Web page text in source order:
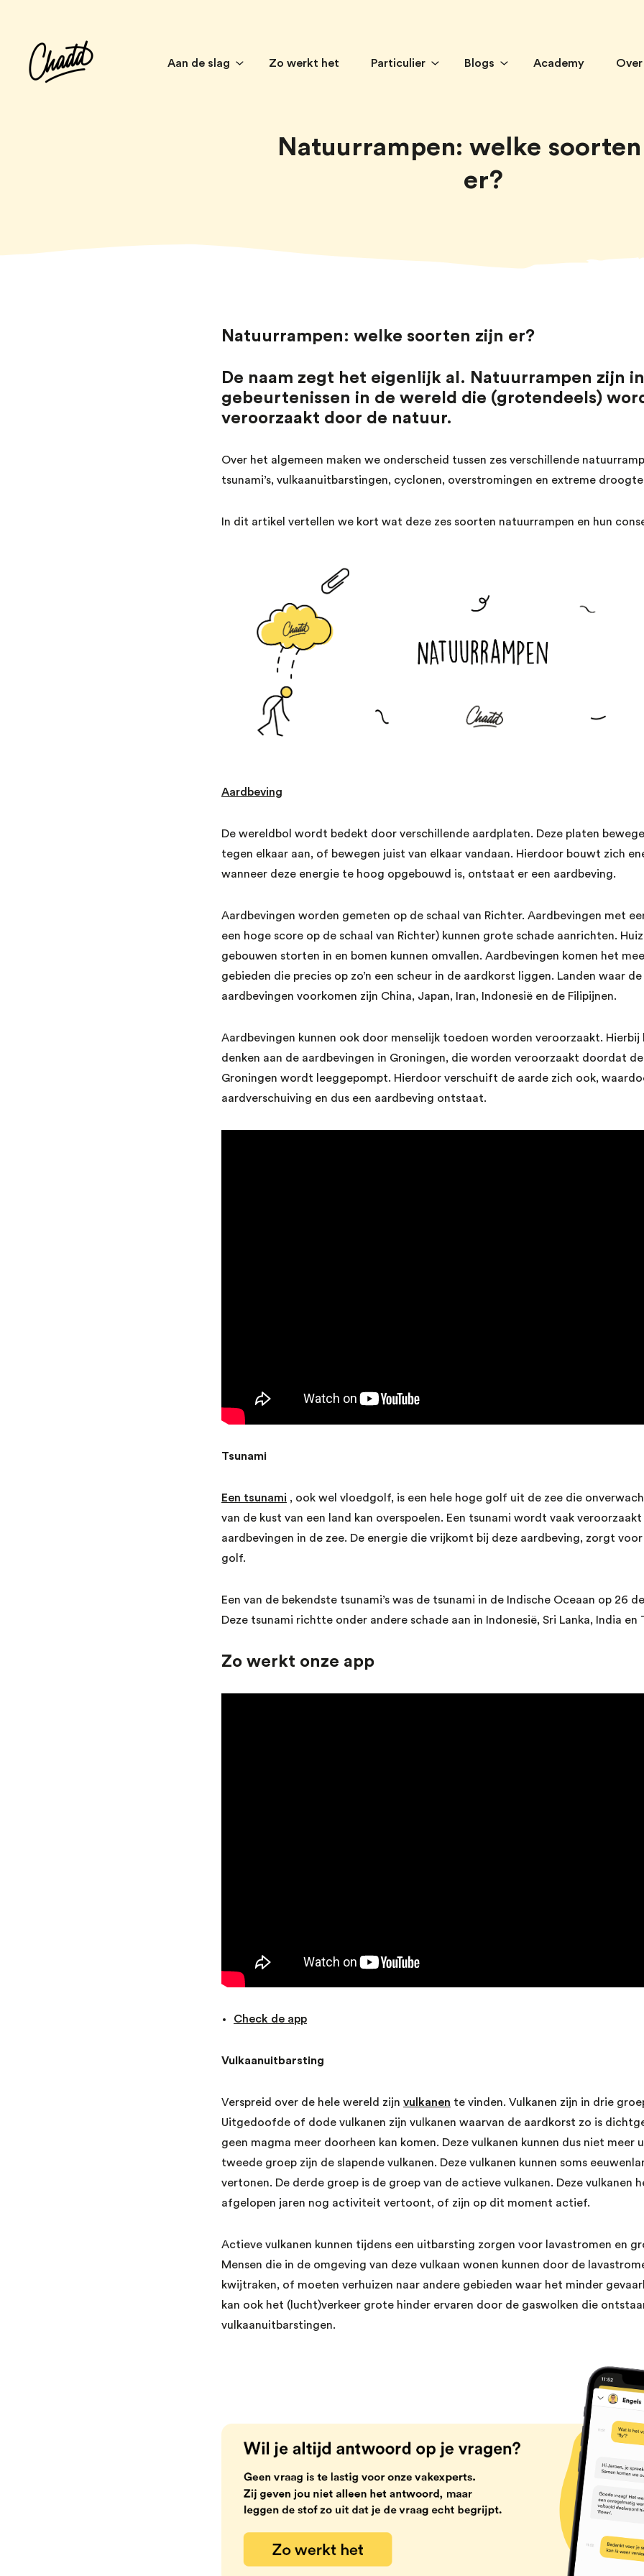
Aan de slag Zo werkt het Particulier Blogs Academy
Natuurrampen: welke
er?
Natuurrampen: welke soorten zijn er?
De naam zegt het eigenlijk al. Natuurrampen zijn
gebeurtenissen in de wereld die (grotendeels)
veroorzaakt door de natuur.
Over het algemeen maken we onderscheid tussen zes verschillende
tsunami’s, vulkaanuitbarstingen, cyclonen, overstromingen en extreme
In dit artikel vertellen we kort wat deze zes soorten natuurrampen en hun
Aardbeving
De wereldbol wordt bedekt door verschillende aardplaten. Deze platen
tegen elkaar aan, of bewegen juist van elkaar vandaan. Hierdoor bouwt zich
wanneer deze energie te hoog opgebouwd is, ontstaat er een aardbeving.
Aardbevingen worden gemeten op de schaal van Richter. Aardbevingen met
een hoge score op de schaal van Richter) kunnen grote schade aanrichten.
gebouwen storten in en bomen kunnen omvallen. Aardbevingen komen het
gebieden die precies op zo’n een scheur in de aardkorst liggen. Landen waar
aardbevingen voorkomen zijn China, Japan, Iran, Indonesië en de Filipijnen.
Aardbevingen kunnen ook door menselijk toedoen worden veroorzaakt. Hierbij
denken aan de aardbevingen in Groningen, die worden veroorzaakt doordat
Groningen wordt leeggepompt. Hierdoor verschuift de aarde zich ook,
aardverschuiving en dus een aardbeving ontstaat.
Tsunami
Een tsunami , ook wel vloedgolf, is een hele hoge golf uit de zee die
van de kust van een land kan overspoelen. Een tsunami wordt vaak
aardbevingen in de zee. De energie die vrijkomt bij deze aardbeving, zorgt
golf.
Een van de bekendste tsunami’s was de tsunami in de Indische Oceaan op 26
Deze tsunami richtte onder andere schade aan in Indonesië, Sri Lanka, India en
Zo werkt onze app
Check de app
Vulkaanuitbarsting
Verspreid over de hele wereld zijn vulkanen te vinden. Vulkanen zijn in drie
Uitgedoofde of dode vulkanen zijn vulkanen waarvan de aardkorst zo is
geen magma meer doorheen kan komen. Deze vulkanen kunnen dus niet meer
tweede groep zijn de slapende vulkanen. Deze vulkanen kunnen soms
vertonen. De derde groep is de groep van de actieve vulkanen. Deze vulkanen
afgelopen jaren nog activiteit vertoont, of zijn op dit moment actief.
Actieve vulkanen kunnen tijdens een uitbarsting zorgen voor lavastromen en
Mensen die in de omgeving van deze vulkaan wonen kunnen door de
kwijtraken, of moeten verhuizen naar andere gebieden waar het minder
kan ook het (lucht)verkeer grote hinder ervaren door de gaswolken die
vulkaanuitbarstingen.